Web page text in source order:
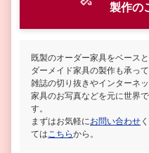
製作の
既製のオーダー家具をベース
ダーメイド家具の製作も承って
雑誌の切り抜きやインターネ
家具のお写真などを元に世界
す。
まずはお気軽にお問い合わせ
ては こちらから。